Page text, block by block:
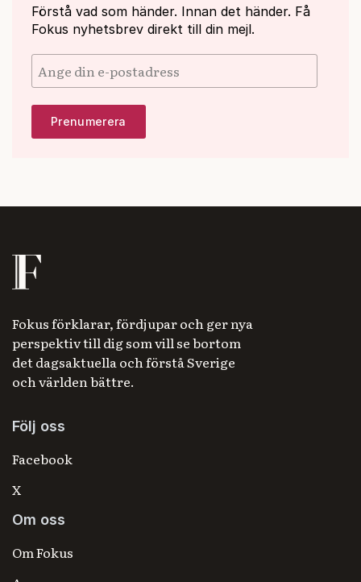
Förstå vad som händer. Innan det händer. Få
Fokus nyhetsbrev direkt till din mejl.
Fokus förklarar, fördjupar och ger nya
perspektiv till dig som vill se bortom
det dagsaktuella och förstå Sverige
och världen bättre.
Följ oss
Facebook
X
Om oss
Om Fokus